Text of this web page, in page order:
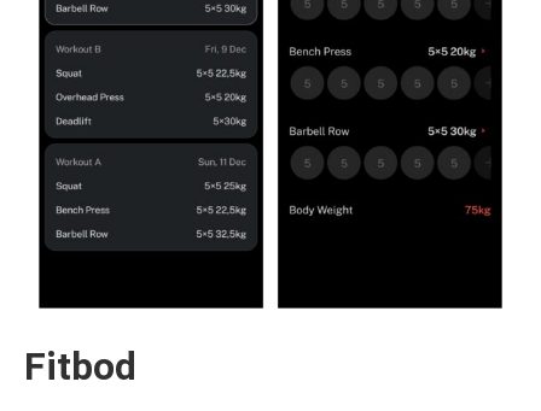
Fitbod